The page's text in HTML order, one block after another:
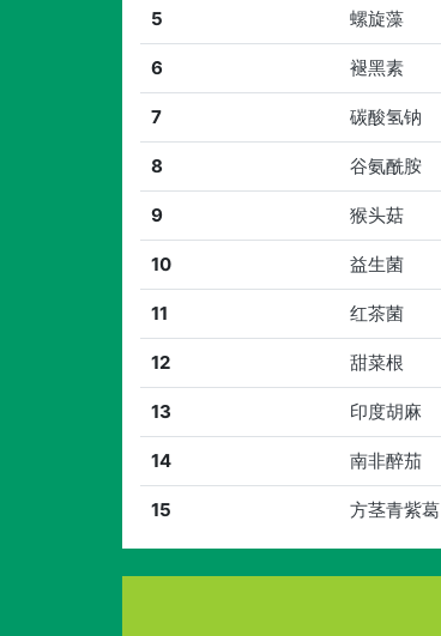
5 螺旋藻
6 褪黑素
7 碳酸氢钠
8 谷氨酰胺
9 猴头菇
10 益生菌
11 红茶菌
12 甜菜根
13 印度胡麻
14 南非醉茄
15 方茎青紫葛